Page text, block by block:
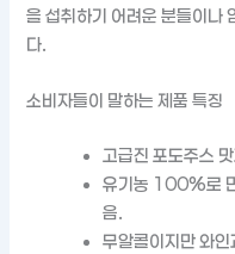
을 섭취하기 어려운 분들이나
다.
소비자들이 말하는 제품 특징
고급진 포도주스
유기농 100%로
음.
무알콜이지만 와